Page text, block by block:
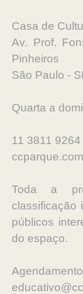
Casa de
Av. Prof.
Pinheiros
São Paulo -
Quarta a
11 3811 9264
Toda a
classificação
públicos
do espaço.